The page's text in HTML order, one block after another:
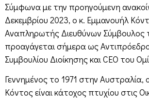
Σύμφωνα με την προηγούμενη
Δεκεμβρίου 2023, ο κ. Εμμανουήλ
Αναπληρωτής Διευθύνων Σύμβουλος
προαγάγεται σήμερα ως
Συμβουλίου Διοίκησης και CEO του
Γεννημένος το 1971 στην Αυστραλία,
Κόντος είναι κάτοχος πτυχίου στις